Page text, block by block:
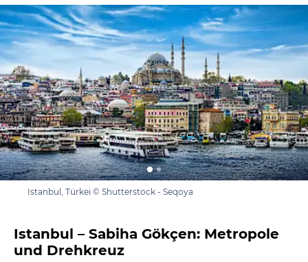
Istanbul, Türkei © Shutterstock - Seqoya
Istanbul – Sabiha Gökçen: Metropole
und Drehkreuz